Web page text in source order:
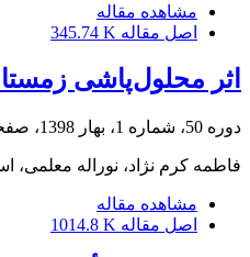
مشاهده مقاله
اصل مقاله 345.74 K
اثر محلول‌پاشی
دوره 50، شماره 1، بهار 1398، صفحه
فاطمه کرم نژاد، نوراله معلمی،
مشاهده مقاله
اصل مقاله 1014.8 K